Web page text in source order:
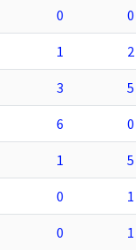
0 0
1 2
3 5
6 0
1 5
0 1
0 1